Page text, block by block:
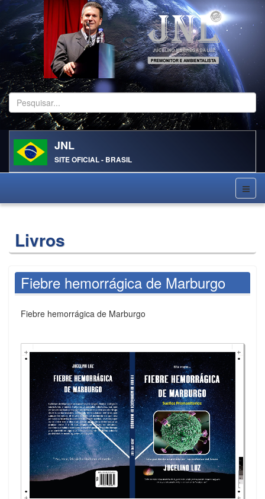
Pesquisar...
JNL
SITE OFICIAL - BRASIL
Livros
Fiebre hemorrágica de Marburgo
Fiebre hemorrágica de Marburgo